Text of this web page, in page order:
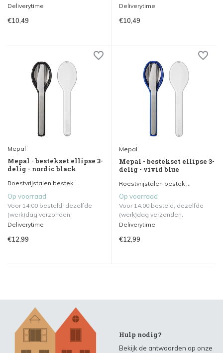
Deliverytime
€10,49
Deliverytime
€10,49
Mepal
Mepal - bestekset ellipse 3-
delig - nordic black
Roestvrijstalen bestek ...
Op voorraad
Voor 14.00 besteld, dezelfde
(werk)dag verzonden.
Deliverytime
€12,99
Mepal
Mepal - bestekset ellipse 3-
delig - vivid blue
Roestvrijstalen bestek ...
Op voorraad
Voor 14.00 besteld, dezelfde
(werk)dag verzonden.
Deliverytime
€12,99
Hulp nodig?
Bekijk de antwoorden op onze